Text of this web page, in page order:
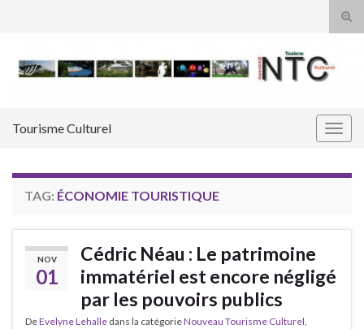
Tourisme Culturel
TAG: ÉCONOMIE TOURISTIQUE
NOV
01
Cédric Néau : Le patrimoine
immatériel est encore négligé
par les pouvoirs publics
DeEvelyne Lehalle dans la catégorieNouveau Tourisme Culturel,